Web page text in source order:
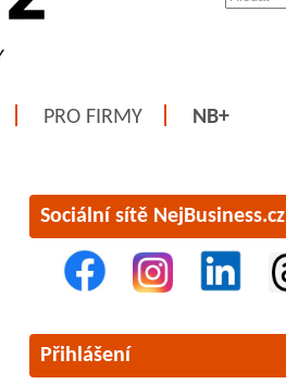
PRO FIRMY NB+
Sociální sítě NejBusiness.cz
Přihlášení